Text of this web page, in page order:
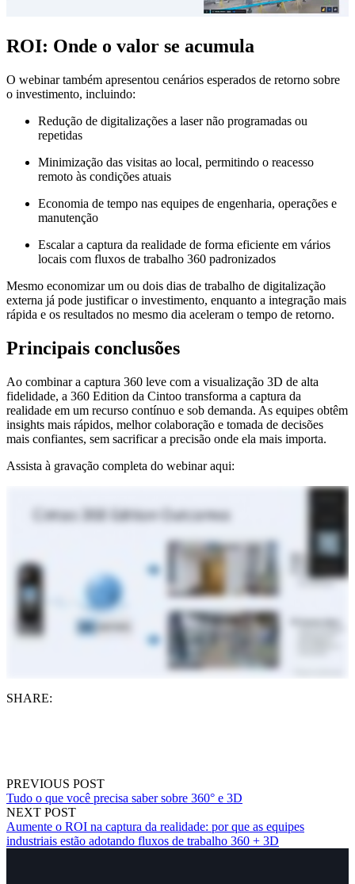
ROI: Onde o valor se acumula
O webinar também apresentou cenários esperados de retorno sobre
o investimento, incluindo:
Redução de digitalizações a laser não programadas ou
repetidas
Minimização das visitas ao local, permitindo o reacesso
remoto às condições atuais
Economia de tempo nas equipes de engenharia, operações e
manutenção
Escalar a captura da realidade de forma eficiente em vários
locais com fluxos de trabalho 360 padronizados
Mesmo economizar um ou dois dias de trabalho de digitalização
externa já pode justificar o investimento, enquanto a integração mais
rápida e os resultados no mesmo dia aceleram o tempo de retorno.
Principais conclusões
Ao combinar a captura 360 leve com a visualização 3D de alta
fidelidade, a 360 Edition da Cintoo transforma a captura da
realidade em um recurso contínuo e sob demanda. As equipes obtêm
insights mais rápidos, melhor colaboração e tomada de decisões
mais confiantes, sem sacrificar a precisão onde ela mais importa.
Assista à gravação completa do webinar aqui:
SHARE:
PREVIOUS POST
Tudo o que você precisa saber sobre 360° e 3D
NEXT POST
Aumente o ROI na captura da realidade: por que as equipes
industriais estão adotando fluxos de trabalho 360 + 3D